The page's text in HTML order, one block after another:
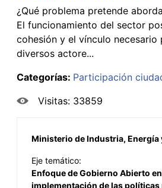
¿Qué problema pretende
El funcionamiento del sector
cohesión y el vínculo necesario
diversos actore...
Categorías: Participación
Visitas: 33859
Ministerio de Industria, Energía
Eje temático:
Enfoque de Gobierno Abierto
implementación de las